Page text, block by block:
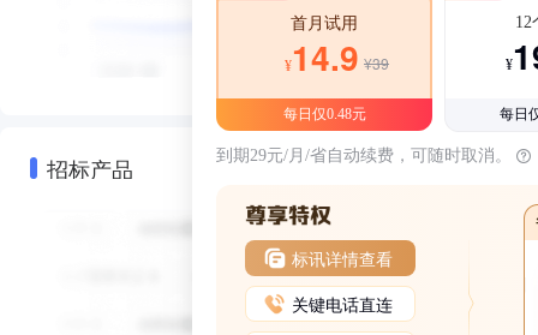
招标产品
首月试用
¥14.9 ¥39
每日仅0.48元
12
¥
每日
到期29元/月/省自动续费，可随时取消。
标讯详情查看
关键电话直连